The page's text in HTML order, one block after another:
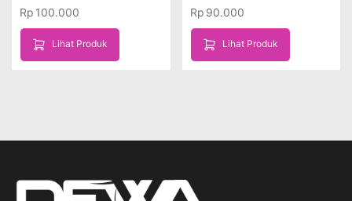
Rp 100.000
Lihat Produk
Rp 90.000
Lihat Produk